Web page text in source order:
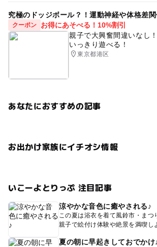
究極のドッジボール？！運動神経や体格差関
クーポン
お得にあそべる！10%割引
親子で大興奮間違いなし
いっきり遊べる！
東京都港区
あなたにおすすめの記事
お出かけ家族にイチオシ情報
いこーよとりっぷ 注目記事
涼やかな音色に癒やされる♪
この夏は浴衣を着て風鈴市・まつ
親子で絵付け体験や絶景を満喫し
夏の朝に早起きしておでかけ